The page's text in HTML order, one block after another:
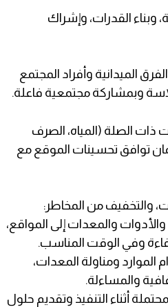
القدرات، وإشراك
الميدانية وأفراد المجتمع
وبمشاركة مجتمعية فاعلة.
الصلة (المياه، الصرف
توافق تحسينات الموقع مع
والتخفيف من المخاطر:
والمعدات إلى المواقع،
وفي الوقت المناسب.
ومناولة المعدات،
والمساءلة.
أثناء التنفيذ وتقديم حلول